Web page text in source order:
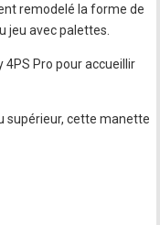
remodelé la forme de
jeu avec palettes.
4PS Pro pour accueillir
supérieur, cette manette